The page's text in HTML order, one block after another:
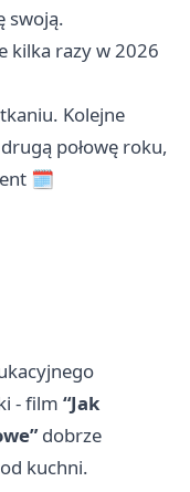
swoją.
kilka razy w 2026
Kolejne
połowę roku,
🗓️
- film “Jak
dobrze
kuchni.